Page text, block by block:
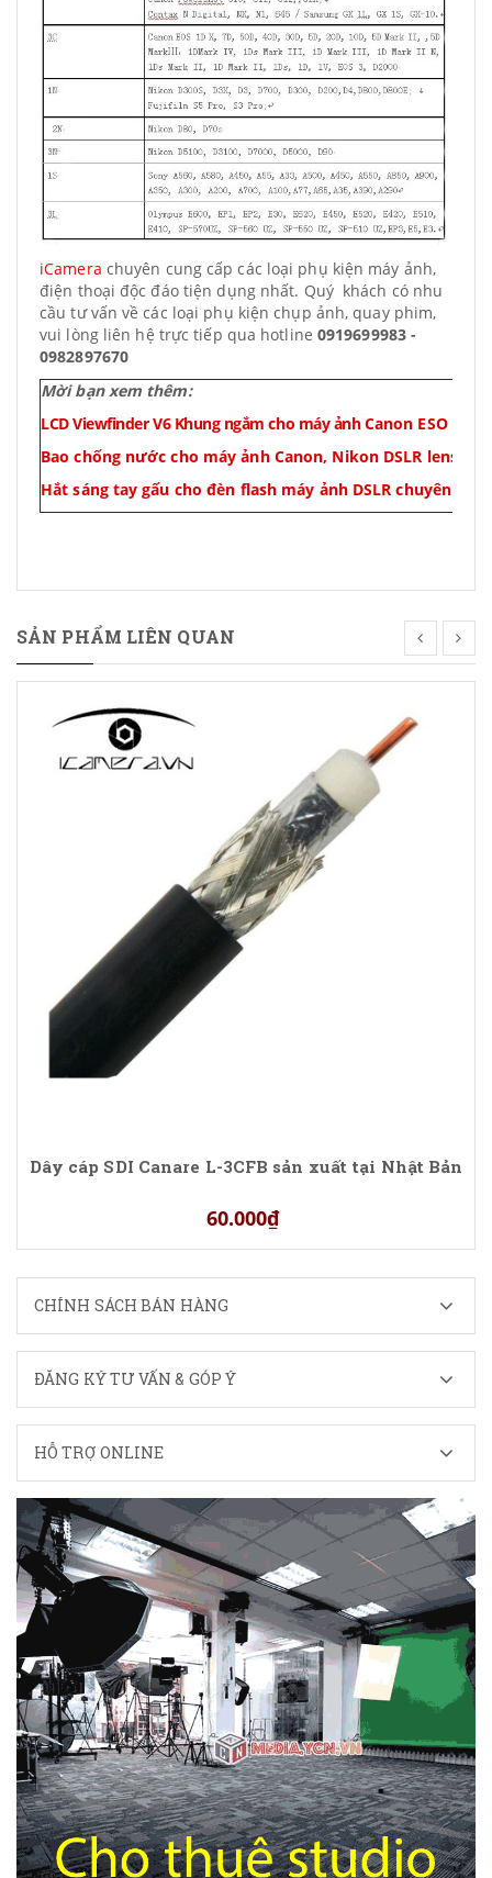
iCamera chuyên cung cấp các loại phụ kiện máy ảnh,
điện thoại độc đáo tiện dụng nhất. Quý khách có nhu
cầu tư vấn về các loại phụ kiện chụp ảnh, quay phim,
vui lòng liên hệ trực tiếp qua hotline 0919699983 -
0982897670
Mời bạn xem thêm:
LCD Viewfinder V6 Khung ngắm cho máy ảnhCanon ESO M
Bao chống nước cho máy ảnh Canon, Nikon DSLR lens
Hắt sáng tay gấu cho đèn flash máy ảnh DSLR chuyên
SẢN PHẨM LIÊN QUAN
Dây cáp SDI Canare L-3CFB sản xuất tại Nhật Bản
60.000₫
CHÍNH SÁCH BÁN HÀNG
ĐĂNG KÝ TƯ VẤN & GÓP Ý
HỖ TRỢ ONLINE